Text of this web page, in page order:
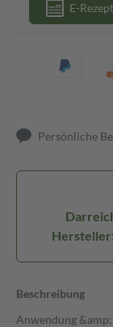
E-
Persönliche
Beschreibung
Anwendung